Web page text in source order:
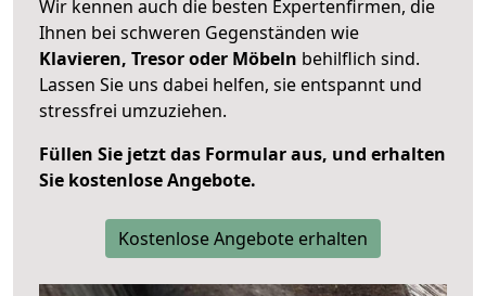
Wir kennen auch die besten Expertenfirmen, die
Ihnen bei schweren Gegenständen wie
Klavieren, Tresor oder Möbeln behilflich sind.
Lassen Sie uns dabei helfen, sie entspannt und
stressfrei umzuziehen.
Füllen Sie jetzt das Formular aus, und erhalten
Sie kostenlose Angebote.
Kostenlose Angebote erhalten